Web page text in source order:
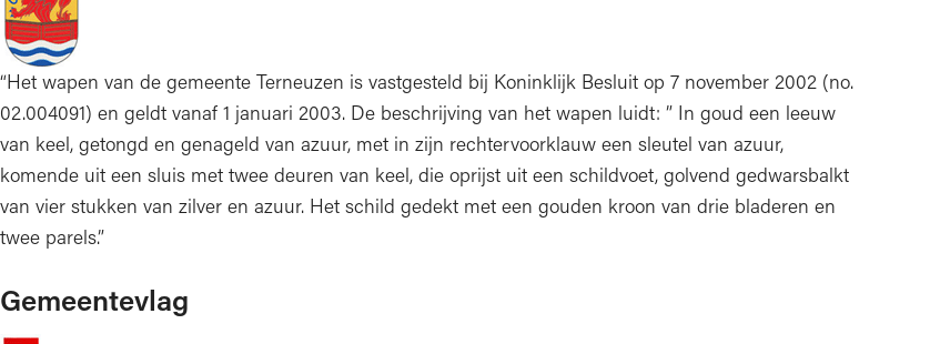
“Het wapen van de gemeente Terneuzen is vastgesteld bij Koninklijk Besluit op 7 november 2002 (no.
02.004091) en geldt vanaf 1 januari 2003. De beschrijving van het wapen luidt: ” In goud een leeuw
van keel, getongd en genageld van azuur, met in zijn rechtervoorklauw een sleutel van azuur,
komende uit een sluis met twee deuren van keel, die oprijst uit een schildvoet, golvend gedwarsbalkt
van vier stukken van zilver en azuur. Het schild gedekt met een gouden kroon van drie bladeren en
twee parels.”
Gemeentevlag